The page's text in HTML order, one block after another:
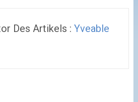
Des Artikels :Yveable